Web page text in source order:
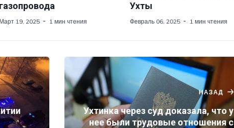
газопровода
Март 19, 2025 1 мин чтения
Ухты
Февраль 06, 2025 1 мин чтения
НАЗАД
Ухтинка через суд доказала, что у
нее были трудовые отношения с